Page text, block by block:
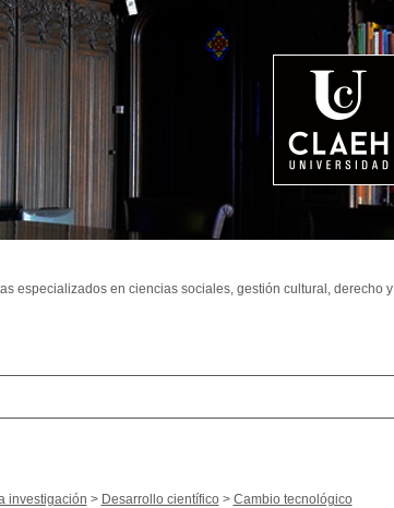
investigación > Desarrollo científico> Cambio tecnológico
especializados en ciencias sociales, gestión cultural, derecho y